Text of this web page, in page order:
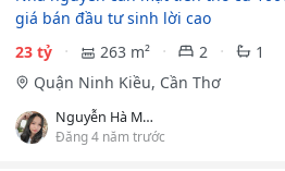
giá bán đầu tư sinh lời cao
23 tỷ
263 m² 2
1
Quận Ninh Kiều, Cần Thơ
Nguyễn Hà Minh Thư
Đăng 4 năm trước